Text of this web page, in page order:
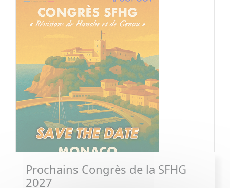
Prochains Congrès de la SFHG
2027